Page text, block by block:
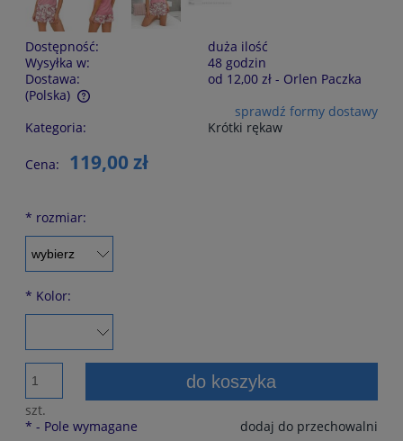
Dostępność:
duża ilość
Wysyłka w:
48 godzin
Dostawa:
od 12,00 zł - Orlen Paczka
(Polska)
Cena nie zawiera ewentualnych kosztów płatności
sprawdź formy dostawy
Kategoria:
Krótki rękaw
Cena: 119,00 zł
* rozmiar:
* Kolor:
szt.
do koszyka
dodaj do przechowalni
* - Pole wymagane